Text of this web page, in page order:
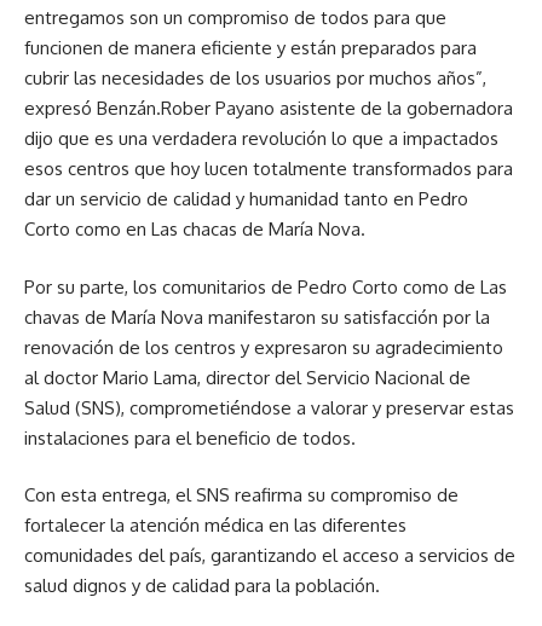
entregamos son un compromiso de todos para que
funcionen de manera eficiente y están preparados para
cubrir las necesidades de los usuarios por muchos años”,
expresó Benzán.Rober Payano asistente de la gobernadora
dijo que es una verdadera revolución lo que a impactados
esos centros que hoy lucen totalmente transformados para
dar un servicio de calidad y humanidad tanto en Pedro
Corto como en Las chacas de María Nova.
Por su parte, los comunitarios de Pedro Corto como de Las
chavas de María Nova manifestaron su satisfacción por la
renovación de los centros y expresaron su agradecimiento
al doctor Mario Lama, director del Servicio Nacional de
Salud (SNS), comprometiéndose a valorar y preservar estas
instalaciones para el beneficio de todos.
Con esta entrega, el SNS reafirma su compromiso de
fortalecer la atención médica en las diferentes
comunidades del país, garantizando el acceso a servicios de
salud dignos y de calidad para la población.